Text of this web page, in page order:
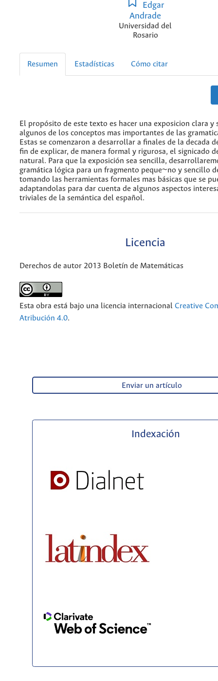
Edgar
Andrade
Universidad del
Rosario
Resumen Estadísticas Cómo citar
El propósito de este texto es hacer una exposicion clara y
algunos de los conceptos mas importantes de las
Estas se comenzaron a desarrollar a finales de la decada
fin de explicar, de manera formal y rigurosa, el signicado
natural. Para que la exposición sea sencilla,
gramática lógica para un fragmento peque~no y sencillo
tomando las herramientas formales mas básicas que se
adaptandolas para dar cuenta de algunos aspectos
triviales de la semántica del español.
Licencia
Derechos de autor 2013 Boletín de Matemáticas
Esta obra está bajo una licencia internacional Creative
Atribución 4.0.
Enviar un artículo
Indexación